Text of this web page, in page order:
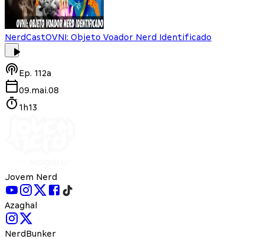
NerdCastOVNI: Objeto Voador Nerd Identificado
Ep. 112a
09.mai.08
1h13
Jovem Nerd
Azaghal
NerdBunker